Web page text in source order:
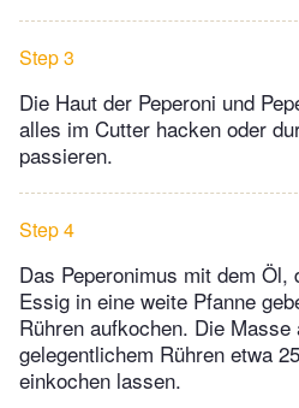
Step 3
Die Haut der Peperoni und
alles im Cutter hacken oder
passieren.
Step 4
Das Peperonimus mit dem Öl,
Essig in eine weite Pfanne
Rühren aufkochen. Die
gelegentlichem Rühren etwa
einkochen lassen.